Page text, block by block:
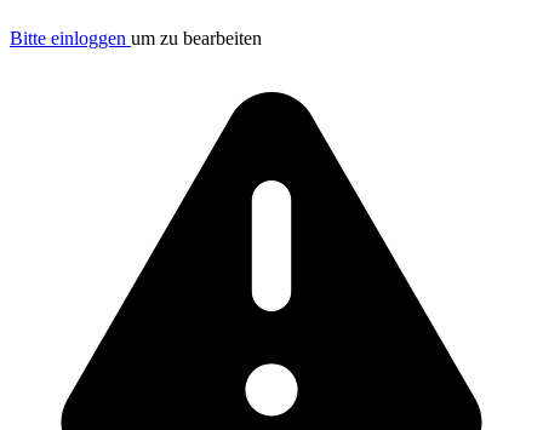
Bitte einloggen um zu bearbeiten